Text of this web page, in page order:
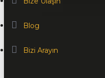
Blog
Bizi Arayın